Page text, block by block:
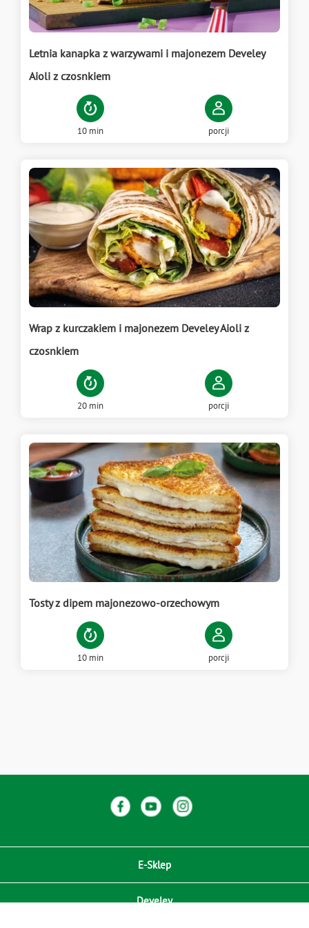
Letnia kanapka z warzywami i majonezem Develey
Aioli z czosnkiem
10 min porcji
Wrap z kurczakiem i majonezem Develey Aioli z
czosnkiem
20 min porcji
Tosty z dipem majonezowo-orzechowym
10 min porcji
E-Sklep
Develey